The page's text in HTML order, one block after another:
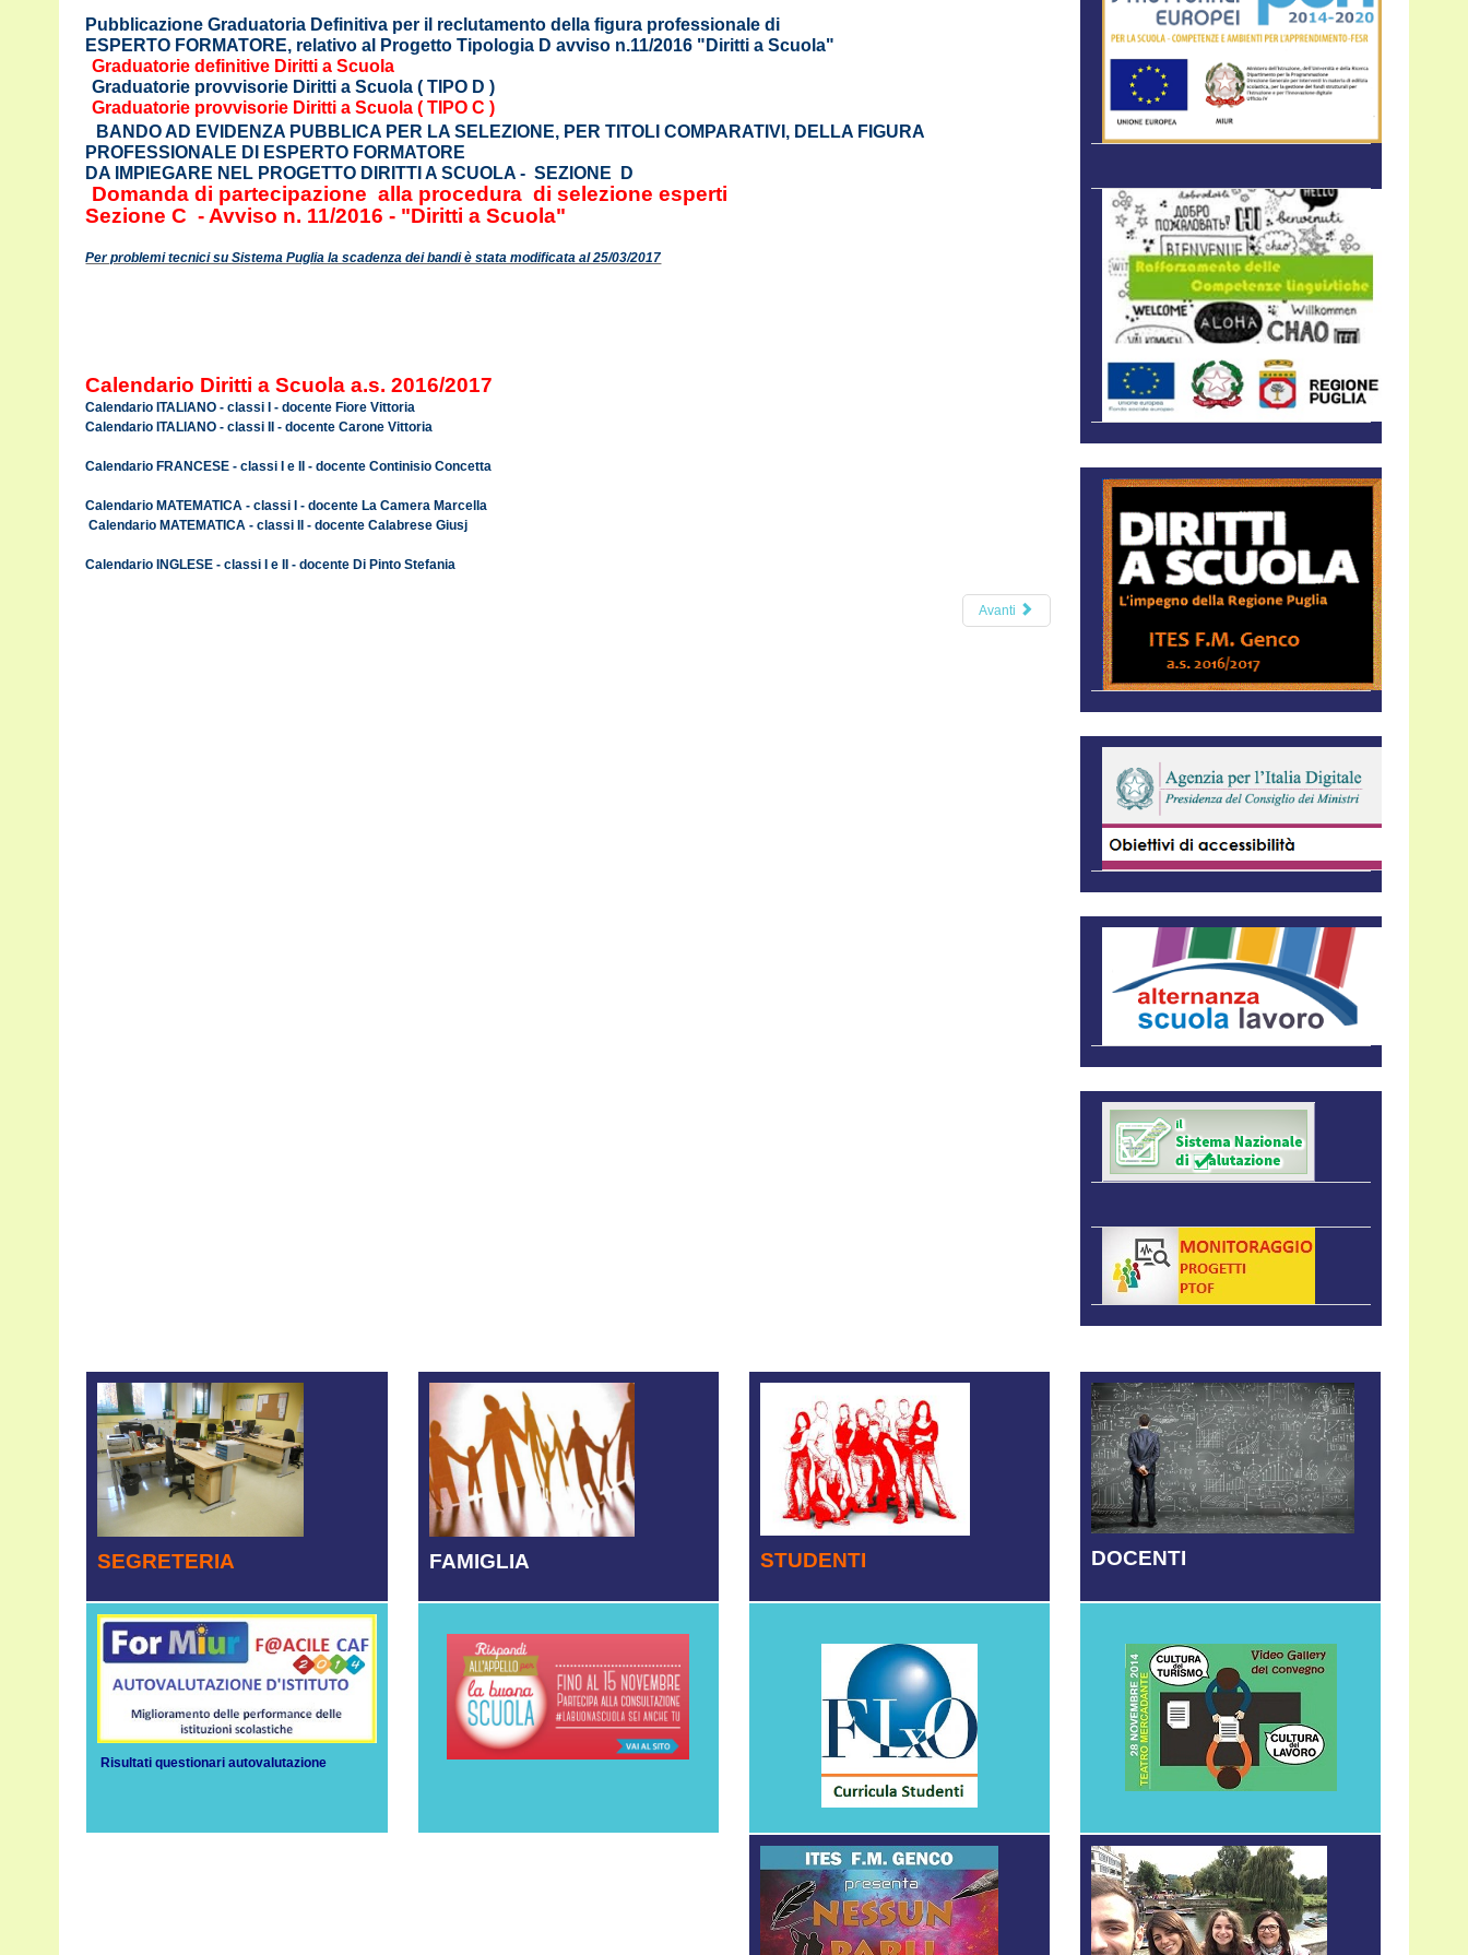
Pubblicazione Graduatoria Definitiva per il reclutamento della figura professionale di
ESPERTO FORMATORE, relativo al Progetto Tipologia D avviso n.11/2016 "Diritti a Scuola"
Graduatorie definitive Diritti a Scuola
Graduatorie provvisorie Diritti a Scuola ( TIPO D )
Graduatorie provvisorie Diritti a Scuola ( TIPO C )
BANDO AD EVIDENZA PUBBLICA PER LA SELEZIONE, PER TITOLI COMPARATIVI, DELLA FIGURA
PROFESSIONALE DI ESPERTO FORMATORE
DA IMPIEGARE NEL PROGETTO DIRITTI A SCUOLA - SEZIONE D
Domanda di partecipazione alla procedura di selezione esperti
Sezione C - Avviso n. 11/2016 - "Diritti a Scuola"
Per problemi tecnici su Sistema Puglia la scadenza dei bandi è stata modificata al 25/03/2017
Calendario Diritti a Scuola a.s. 2016/2017
Calendario ITALIANO - classi I - docente Fiore Vittoria
Calendario ITALIANO - classi II - docente Carone Vittoria
Calendario FRANCESE - classi I e II - docente Continisio Concetta
Calendario MATEMATICA - classi I - docente La Camera Marcella
Calendario MATEMATICA - classi II - docente Calabrese Giusj
Calendario INGLESE - classi I e II - docente Di Pinto Stefania
Avanti
SEGRETERIA
Risultati questionari autovalutazione
FAMIGLIA STUDENTI DOCENTI